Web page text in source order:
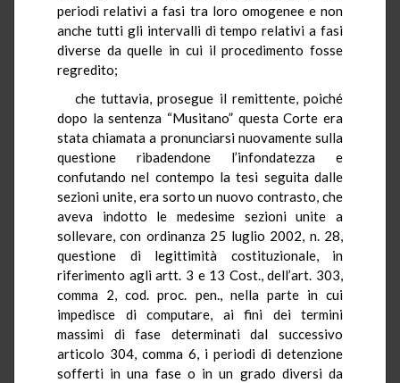
periodi relativi a fasi tra loro omogenee e non
anche tutti gli intervalli di tempo relativi a fasi
diverse da quelle in cui il procedimento fosse
regredito;
che tuttavia, prosegue il remittente, poiché
dopo la sentenza “Musitano” questa Corte era
stata chiamata a pronunciarsi nuovamente sulla
questione ribadendone l’infondatezza e
confutando nel contempo la tesi seguita dalle
sezioni unite, era sorto un nuovo contrasto, che
aveva indotto le medesime sezioni unite a
sollevare, con ordinanza 25 luglio 2002, n. 28,
questione di legittimità costituzionale, in
riferimento agli artt. 3 e 13 Cost., dell’art. 303,
comma 2, cod. proc. pen., nella parte in cui
impedisce di computare, ai fini dei termini
massimi di fase determinati dal successivo
articolo 304, comma 6, i periodi di detenzione
sofferti in una fase o in un grado diversi da